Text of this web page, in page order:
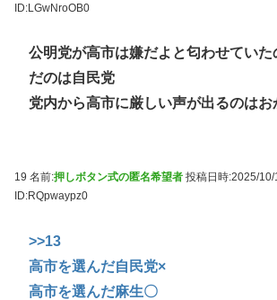
ID:LGwNroOB0
公明党が高市は嫌だよと匂わせてい
だのは自民党
党内から高市に厳しい声が出るのはお
19 名前:押しボタン式の匿名希望者 投稿日時:2025/
ID:RQpwaypz0
>>13
高市を選んだ自民党×
高市を選んだ麻生〇